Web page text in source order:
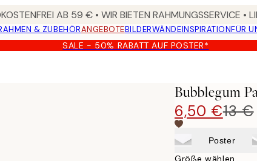
AB 59 € • WIR BIETEN RAHMUNGSSERVICE •
& ZUBEHÖRANGEBOTEBILDERWÄNDEINSPIRATIONFÜR
SALE - 50% RABATT AUF POSTER*
Bubblegum
6,50 €13 €
Poster
Größe wählen